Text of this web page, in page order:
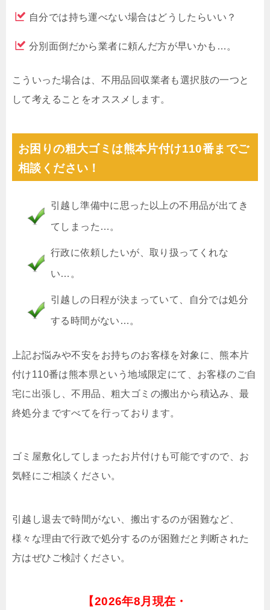
自分では持ち運べない場合はどうしたらいい？
分別面倒だから業者に頼んだ方が早いかも…。
こういった場合は、不用品回収業者も選択肢の一つと
して考えることをオススメします。
お困りの粗大ゴミは熊本片付け110番までご
相談ください！
引越し準備中に思った以上の不用品が出てき
てしまった…。
行政に依頼したいが、取り扱ってくれな
い…。
引越しの日程が決まっていて、自分では処分
する時間がない…。
上記お悩みや不安をお持ちのお客様を対象に、熊本片
付け110番は熊本県という地域限定にて、お客様のご自
宅に出張し、不用品、粗大ゴミの搬出から積込み、最
終処分まですべてを行っております。
ゴミ屋敷化してしまったお片付けも可能ですので、お
気軽にご相談ください。
引越し退去で時間がない、搬出するのが困難など、
様々な理由で行政で処分するのが困難だと判断された
方はぜひご検討ください。
【2026年8月現在・